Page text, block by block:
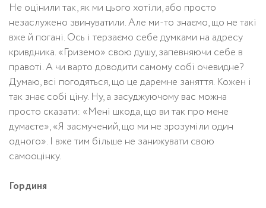
Не оцінили так, як ми цього хотіли, або просто
незаслужено звинуватили. Але ми-то знаємо, що не такі
вже й погані. Ось і терзаємо себе думками на адресу
кривдника. «Гриземо» свою душу, запевняючи себе в
правоті. А чи варто доводити самому собі очевидне?
Думаю, всі погодяться, що це даремне заняття. Кожен і
так знає собі ціну. Ну, а засуджуючому вас можна
просто сказати: «Мені шкода, що ви так про мене
думаєте», «Я засмучений, що ми не зрозуміли один
одного». І вже тим більше не занижувати свою
самооцінку.
Гординя